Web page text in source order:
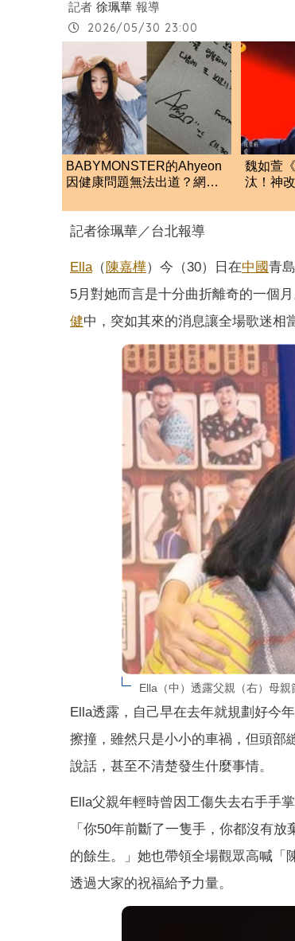
記者 徐珮華 報導
2026/05/30 23:00
BABYMONSTER的Ahyeon
因健康問題無法出道？網曬
魏如萱
汰！神
記者徐珮華／台北報導
Ella（ 陳嘉樺）今（30）日在中國青
5月對她而言是十分曲折離奇的一個
健中，突如其來的消息讓全場歌迷相
Ella（中）透露父親（右）母親
Ella透露，自己早在去年就規劃好今
擦撞，雖然只是小小的車禍，但頭部
說話，甚至不清楚發生什麼事情。
Ella父親年輕時曾因工傷失去右手手
「你50年前斷了一隻手，你都沒有
的餘生。」她也帶領全場觀眾高喊「
透過大家的祝福給予力量。